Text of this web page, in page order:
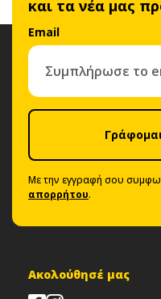
και τα νέα μας
Email
Με την εγγραφή σου
απορρήτου.
Ακολούθησέ μας